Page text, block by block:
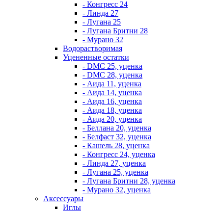
- Конгресс 24
- Линда 27
- Лугана 25
- Лугана Бритни 28
- Мурано 32
Водорастворимая
Уцененные остатки
- DMC 25, уценка
- DMC 28, уценка
- Аида 11, уценка
- Аида 14, уценка
- Аида 16, уценка
- Аида 18, уценка
- Аида 20, уценка
- Беллана 20, уценка
- Белфаст 32, уценка
- Кашель 28, уценка
- Конгресс 24, уценка
- Линда 27, уценка
- Лугана 25, уценка
- Лугана Бритни 28, уценка
- Мурано 32, уценка
Аксессуары
Иглы